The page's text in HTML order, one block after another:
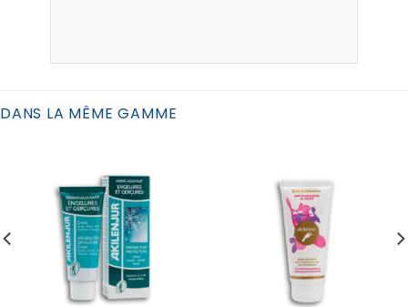
DANS LA MÊME GAMME